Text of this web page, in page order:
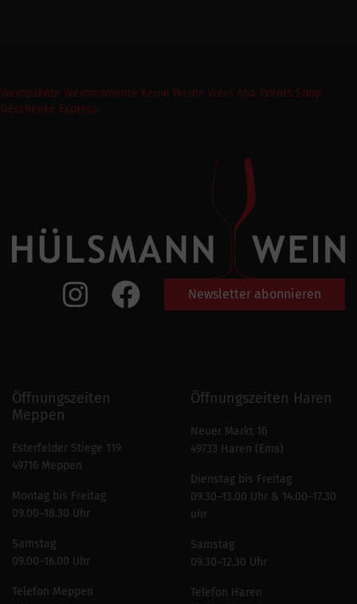
Weinpakete Weinmomente Keine Weine Wein Abo Events Shop
Geschenke Express
Newsletter abonnieren
Öffnungszeiten
Meppen
Esterfelder Stiege 119
49716 Meppen
Montag bis Freitag
09.00–18.30 Uhr
Samstag
09.00–16.00 Uhr
Telefon Meppen
Öffnungszeiten Haren
Neuer Markt 16
49733 Haren (Ems)
Dienstag bis Freitag
09.30–13.00 Uhr & 14.00–17.30
uhr
Samstag
09.30–12.30 Uhr
Telefon Haren